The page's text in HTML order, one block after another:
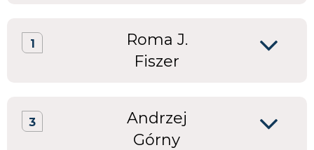
1
Roma J.
Fiszer
3
Andrzej
Górny